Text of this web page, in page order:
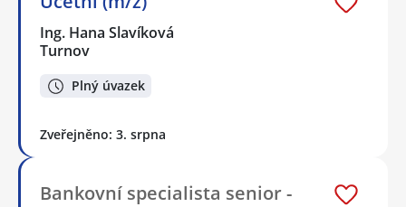
Ing. Hana Slavíková
Turnov
Plný úvazek
Zveřejněno: 3. srpna
Bankovní specialista senior -